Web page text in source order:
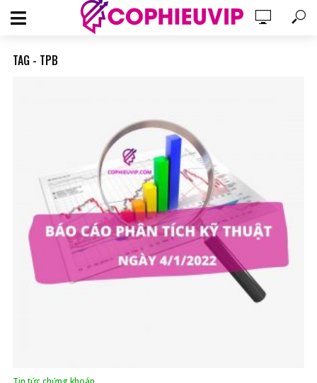
TAG - TPB